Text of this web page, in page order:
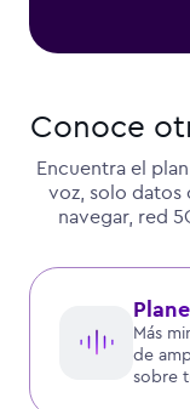
Conoce
Encuentra el
voz, solo datos
navegar, red
Más
de
sobre